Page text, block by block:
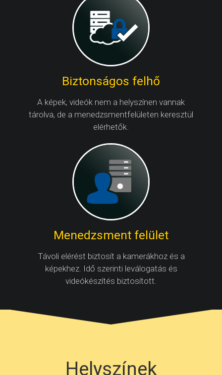
Biztonságos felhő
A képek, videók nem a helyszínen vannak
tárolva, de a menedzsmentfelületen keresztül
elérhetők.
Menedzsment felület
Távoli elérést biztosít a kamerákhoz és a
képekhez. Idő szerinti leválogatás és
videókészítés biztosított.
Helyszínek